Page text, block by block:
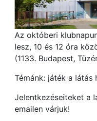
Az októberi
lesz, 10 és 12 óra
(1133. Budapest,
Témánk: játék a látás
Jelentkezéseiteket a
emailen várjuk!